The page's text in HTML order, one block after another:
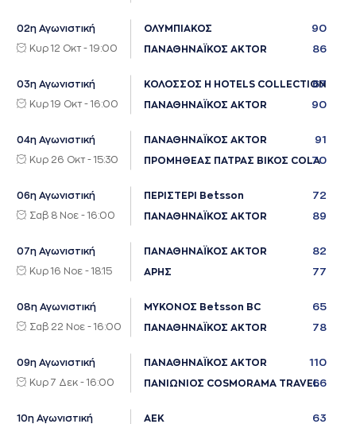
02η Αγωνιστική
Κυρ 12 Οκτ - 19:00
ΟΛΥΜΠΙΑΚΟΣ 90
ΠΑΝΑΘΗΝΑΪΚΟΣ AKTOR 86
03η Αγωνιστική
Κυρ 19 Οκτ - 16:00
ΚΟΛΟΣΣΟΣ H HOTELS COLLECTION
67
ΠΑΝΑΘΗΝΑΪΚΟΣ AKTOR 90
04η Αγωνιστική
Κυρ 26 Οκτ - 15:30
ΠΑΝΑΘΗΝΑΪΚΟΣ AKTOR 91
ΠΡΟΜΗΘΕΑΣ ΠΑΤΡΑΣ ΒΙΚΟΣ COLA70
06η Αγωνιστική
Σαβ 8 Νοε - 16:00
ΠΕΡΙΣΤΕΡΙ Betsson 72
ΠΑΝΑΘΗΝΑΪΚΟΣ AKTOR 89
07η Αγωνιστική
Κυρ 16 Νοε - 18:15
ΠΑΝΑΘΗΝΑΪΚΟΣ AKTOR 82
ΑΡΗΣ 77
08η Αγωνιστική
Σαβ 22 Νοε - 16:00
ΜΥΚΟΝΟΣ Betsson BC 65
ΠΑΝΑΘΗΝΑΪΚΟΣ AKTOR 78
09η Αγωνιστική
Κυρ 7 Δεκ - 16:00
ΠΑΝΑΘΗΝΑΪΚΟΣ AKTOR 110
ΠΑΝΙΩΝΙΟΣ COSMORAMA TRAVEL66
10η Αγωνιστική ΑΕΚ 63